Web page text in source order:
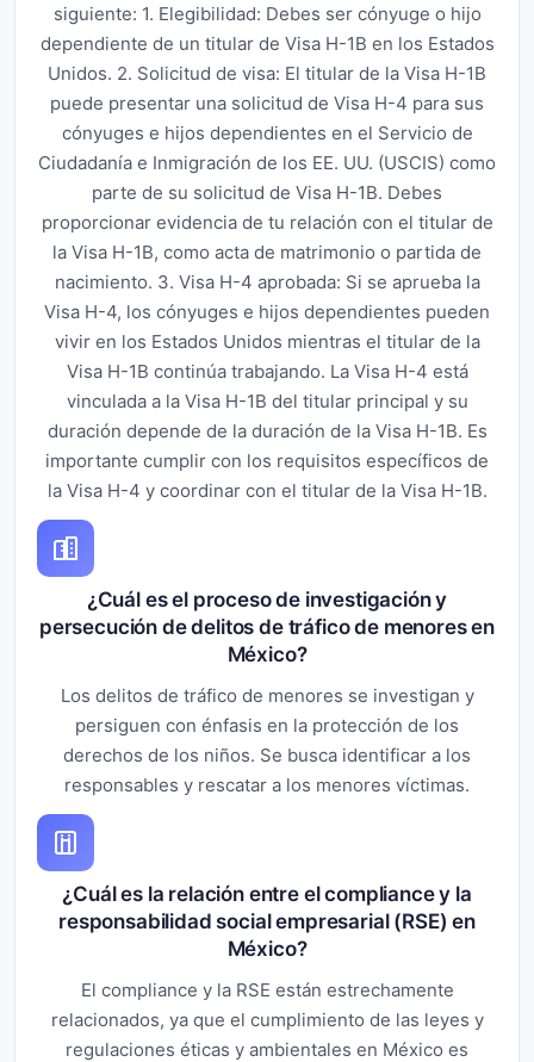
siguiente: 1. Elegibilidad: Debes ser cónyuge o hijo
dependiente de un titular de Visa H-1B en los Estados
Unidos. 2. Solicitud de visa: El titular de la Visa H-1B
puede presentar una solicitud de Visa H-4 para sus
cónyuges e hijos dependientes en el Servicio de
Ciudadanía e Inmigración de los EE. UU. (USCIS) como
parte de su solicitud de Visa H-1B. Debes
proporcionar evidencia de tu relación con el titular de
la Visa H-1B, como acta de matrimonio o partida de
nacimiento. 3. Visa H-4 aprobada: Si se aprueba la
Visa H-4, los cónyuges e hijos dependientes pueden
vivir en los Estados Unidos mientras el titular de la
Visa H-1B continúa trabajando. La Visa H-4 está
vinculada a la Visa H-1B del titular principal y su
duración depende de la duración de la Visa H-1B. Es
importante cumplir con los requisitos específicos de
la Visa H-4 y coordinar con el titular de la Visa H-1B.
¿Cuál es el proceso de investigación y
persecución de delitos de tráfico de menores en
México?
Los delitos de tráfico de menores se investigan y
persiguen con énfasis en la protección de los
derechos de los niños. Se busca identificar a los
responsables y rescatar a los menores víctimas.
¿Cuál es la relación entre el compliance y la
responsabilidad social empresarial (RSE) en
México?
El compliance y la RSE están estrechamente
relacionados, ya que el cumplimiento de las leyes y
regulaciones éticas y ambientales en México es